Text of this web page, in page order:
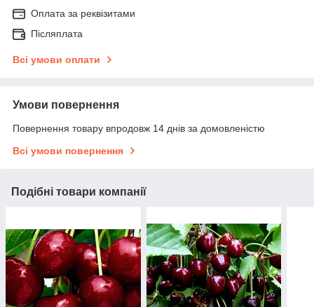
Оплата за реквізитами
Післяплата
Всі умови оплати
Умови повернення
Повернення товару впродовж 14 днів за домовленістю
Всі умови повернення
Подібні товари компанії